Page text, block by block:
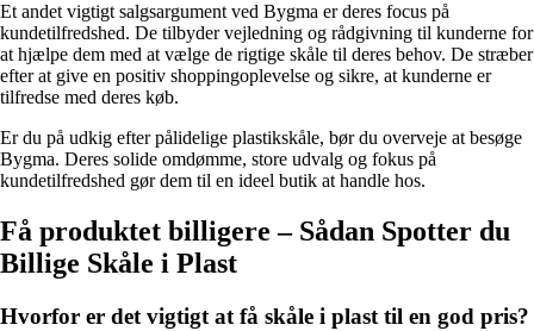
Et andet vigtigt salgsargument ved Bygma er deres focus på
kundetilfredshed. De tilbyder vejledning og rådgivning til kunderne for
at hjælpe dem med at vælge de rigtige skåle til deres behov. De stræber
efter at give en positiv shoppingoplevelse og sikre, at kunderne er
tilfredse med deres køb.
Er du på udkig efter pålidelige plastikskåle, bør du overveje at besøge
Bygma. Deres solide omdømme, store udvalg og fokus på
kundetilfredshed gør dem til en ideel butik at handle hos.
Få produktet billigere – Sådan Spotter du
Billige Skåle i Plast
Hvorfor er det vigtigt at få skåle i plast til en god pris?